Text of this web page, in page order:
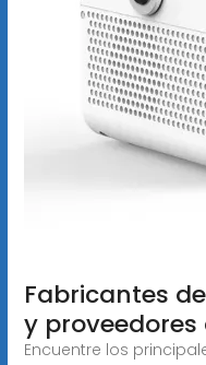
Fabricantes
y proveedores
Encuentre los